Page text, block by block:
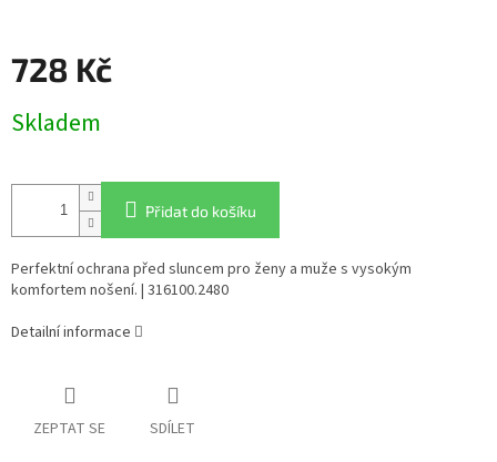
728 Kč
cena:
Skladem
Přidat do košíku
Perfektní ochrana před sluncem pro ženy a muže s vysokým
komfortem nošení. | 316100.2480
Detailní informace
ZEPTAT SE SDÍLET